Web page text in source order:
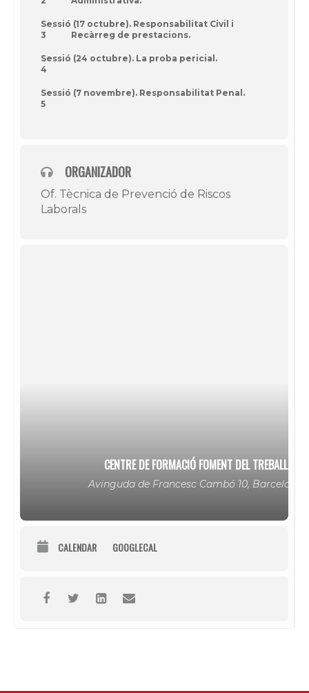
Sessió
3
(17 octubre). Responsabilitat Civil i
Recàrreg de prestacions.
Sessió
4
(24 octubre). La proba pericial.
Sessió
5
(7 novembre). Responsabilitat Penal.
ORGANIZADOR
Of. Tècnica de Prevenció de Riscos
Laborals
CENTRE DE FORMACIÓ FOMENT DEL TREBALL
Avinguda de Francesc Cambó 10, Barcelona
CALENDAR GOOGLECAL